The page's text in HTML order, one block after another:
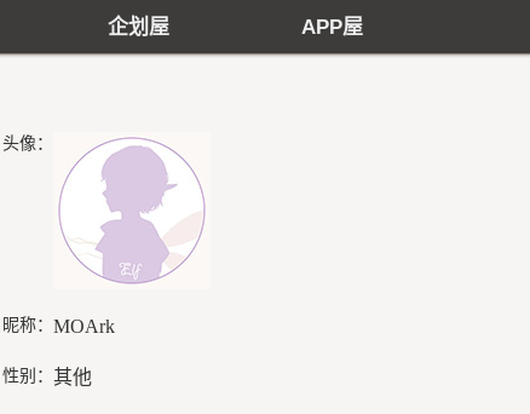
企划屋 APP屋
头像：
昵称： MOArk
性别： 其他